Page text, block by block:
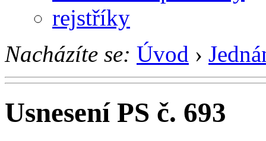
rejstříky
Nacházíte se: Úvod ›
Usnesení PS č. 693